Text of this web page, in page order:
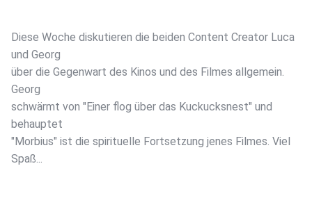
Diese Woche diskutieren die beiden Content Creator Luca
und Georg
über die Gegenwart des Kinos und des Filmes allgemein.
Georg
schwärmt von "Einer flog über das Kuckucksnest" und
behauptet
"Morbius" ist die spirituelle Fortsetzung jenes Filmes. Viel
Spaß...